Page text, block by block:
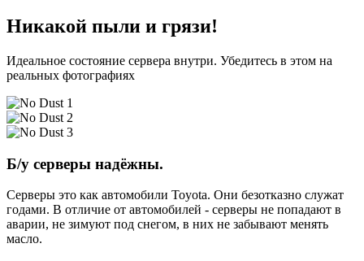
Никакой пыли и грязи!
Идеальное состояние сервера внутри. Убедитесь в этом на
реальных фотографиях
Б/у серверы надёжны.
Серверы это как автомобили Toyota. Они безотказно служат
годами. В отличие от автомобилей - серверы не попадают в
аварии, не зимуют под снегом, в них не забывают менять
масло.